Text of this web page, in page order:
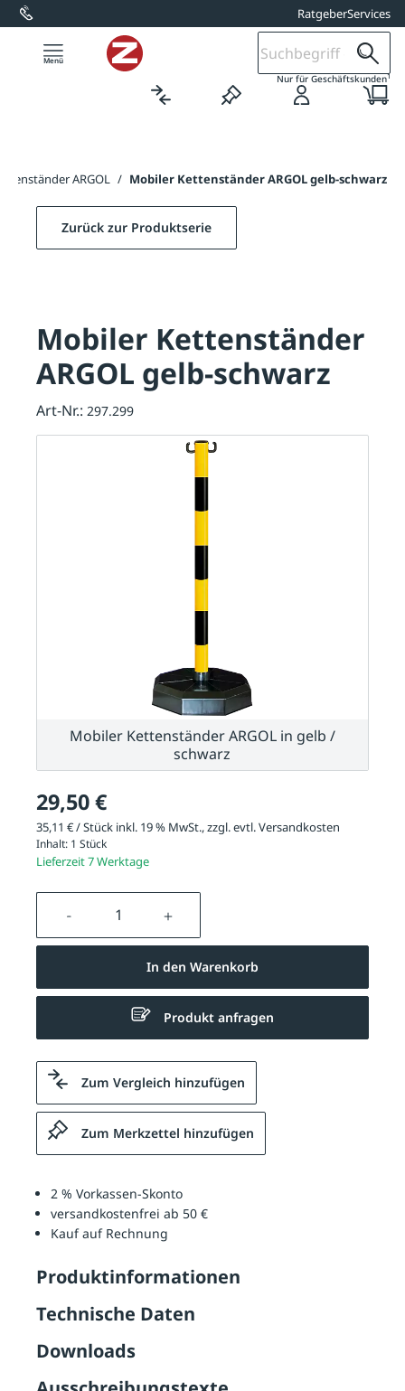
springen RatgeberServices
Nur für Geschäftskunden1
ARGOL / Mobiler Kettenständer ARGOL gelb-schwarz
29,50 €
35,11 € / Stück inkl. 19 % MwSt., zzgl. evtl.Versandkosten
Inhalt: 1 Stück
Lieferzeit 7 Werktage
Produkt Anzahl: Gib den
In den Warenkorb
Produkt anfragen
Zum Vergleich hinzufügen
Zum Merkzettel hinzufügen
2 % Vorkassen-Skonto
versandkostenfrei ab 50 €
Kauf auf Rechnung
Produktinformationen
Technische Daten
Downloads
Zurück zur Produktserie
Mobiler Kettenständer
ARGOL gelb-schwarz
Art-Nr.: 297.299
Mobiler Kettenständer ARGOL in gelb /
schwarz